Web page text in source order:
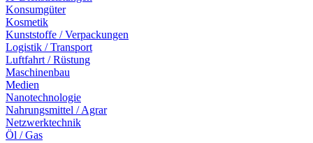
Konsumgüter
Kosmetik
Kunststoffe / Verpackungen
Logistik / Transport
Luftfahrt / Rüstung
Maschinenbau
Medien
Nanotechnologie
Nahrungsmittel / Agrar
Netzwerktechnik
Öl / Gas